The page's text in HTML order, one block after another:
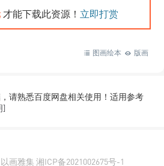
才能下载此资源！ 立即打赏
版画
图画绘本
请熟悉百度网盘相关使用！适用参考
]
以画雅集 湘ICP备2021002675号-1